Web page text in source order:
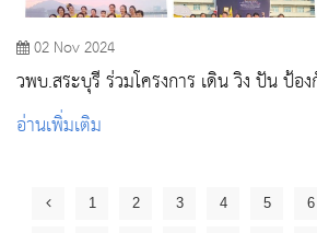
02 Nov 2024
วพบ.สระบุรี ร่วมโครงการ เดิน วิ่ง ปั่น ป้
อ่านเพิ่มเติม
1 2 3 4 5 6